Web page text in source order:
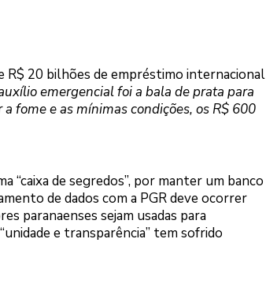
R$ 20 bilhões de empréstimo internacional
emergencial foi a bala de prata para
fome e as mínimas condições, os R$ 600
“caixa de segredos”, por manter um banco
de dados com a PGR deve ocorrer
paranaenses sejam usadas para
e transparência” tem sofrido